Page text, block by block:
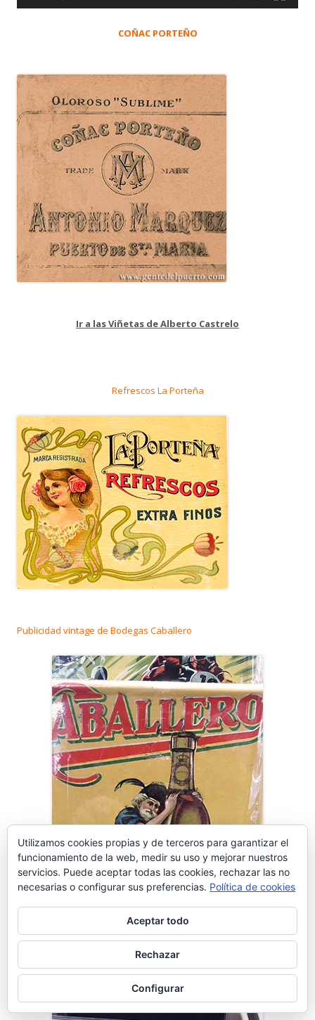
COÑAC PORTEÑO
Ir a las Viñetas de Alberto Castrelo
Refrescos La Porteña
Publicidad vintage de Bodegas Caballero
Utilizamos cookies propias y de terceros para garantizar el
funcionamiento de la web, medir su uso y mejorar nuestros
servicios. Puede aceptar todas las cookies, rechazar las no
necesarias o configurar sus preferencias. Política de cookies
Aceptar todo
Rechazar
Configurar